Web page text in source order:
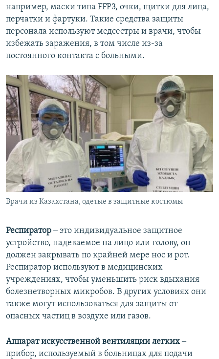
например, маски типа FFP3, очки, щитки для лица,
перчатки и фартуки. Такие средства защиты
персонала используют медсестры и врачи, чтобы
избежать заражения, в том числе из-за
постоянного контакта с больными.
Врачи из Казахстана, одетые в защитные костюмы
Респиратор‒ это индивидуальное защитное
устройство, надеваемое на лицо или голову, он
должен закрывать по крайней мере нос и рот.
Респиратор используют в медицинских
учреждениях, чтобы уменьшить риск вдыхания
болезнетворных микробов. В других условиях они
также могут использоваться для защиты от
опасных частиц в воздухе или газов.
Аппарат искусственной вентиляции легких‒
прибор, используемый в больницах для подачи